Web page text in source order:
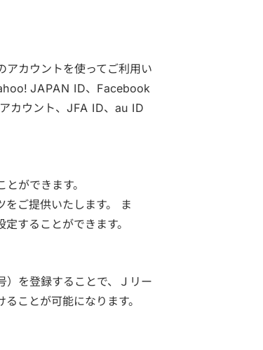
アカウントを使ってご利用い
JAPAN ID、Facebook
カウント、JFA ID、au ID
ができます。
ご提供いたします。 ま
することができます。
）を登録することで、Ｊリー
ことが可能になります。